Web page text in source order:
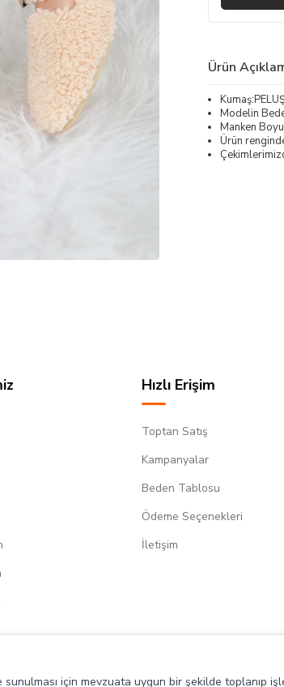
Ürün
Modelin
Manken
Ürün
Hızlı Erişim
Toptan Satış
Kampanyalar
Beden Tablosu
Ödeme Seçenekleri
İletişim
için mevzuata uygun bir şekilde toplanıp